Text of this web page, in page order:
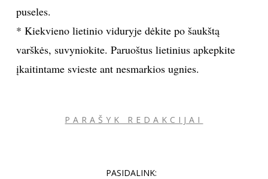
RECEPTAI
VAIKAI
NELAIMĖS
puseles.
* Kiekvieno lietinio viduryje dėkite po šaukštą
varškės, suvyniokite. Paruoštus lietinius apkepkite
įkaitintame svieste ant nesmarkios ugnies.
PARAŠYK REDAKCIJAI
PASIDALINK: